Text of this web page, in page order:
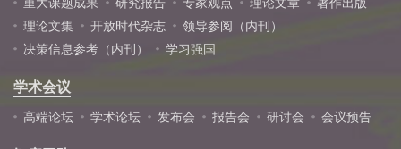
理论文集
开放时代杂志
领导参阅（内刊）
决策信息参考（内刊）
学习强国
学术会议
高端论坛 学术论坛 发布会 报告会 研讨会 会议预告